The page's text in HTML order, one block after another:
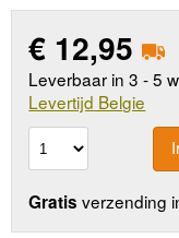
€ 12,95
Leverbaar in 3 - 5
Levertijd Belgie
Gratis verzending